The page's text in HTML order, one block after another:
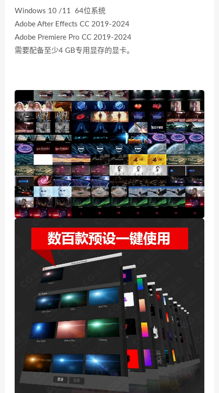
Windows 10 /11 64位系统
Adobe After Effects CC 2019-2024
Adobe Premiere Pro CC 2019-2024
需要配备至少4 GB专用显存的显卡。